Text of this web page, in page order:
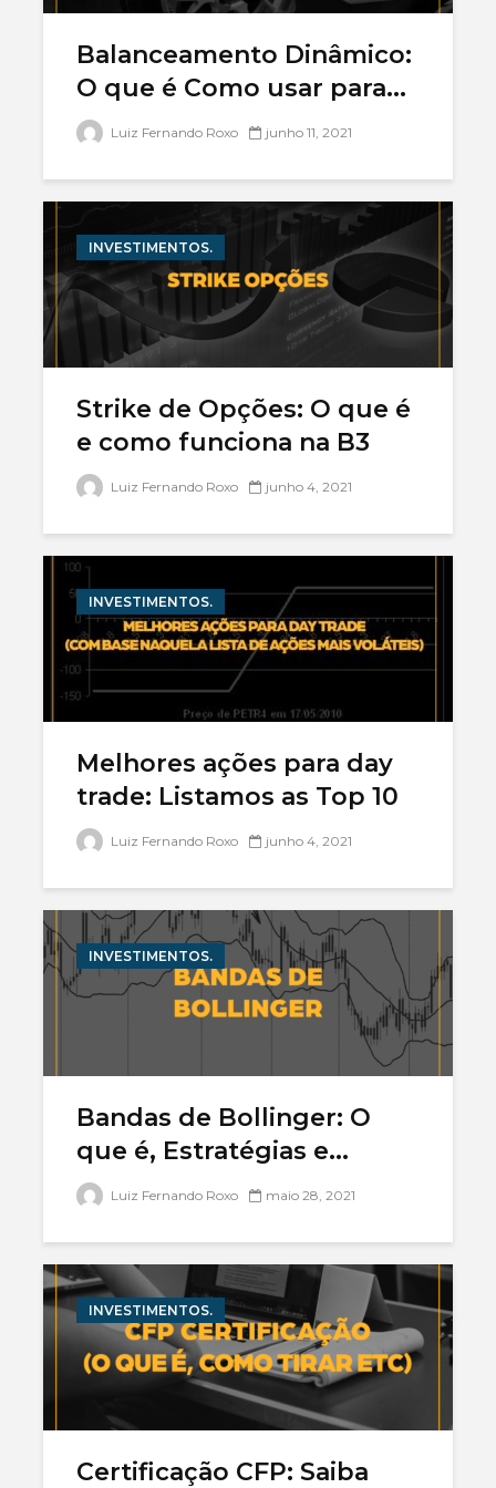
Balanceamento Dinâmico:
O que é Como usar para...
Luiz Fernando Roxo junho 11, 2021
INVESTIMENTOS.
Strike de Opções: O que é
e como funciona na B3
Luiz Fernando Roxo junho 4, 2021
INVESTIMENTOS.
Melhores ações para day
trade: Listamos as Top 10
Luiz Fernando Roxo junho 4, 2021
INVESTIMENTOS.
Bandas de Bollinger: O
que é, Estratégias e...
Luiz Fernando Roxo maio 28, 2021
INVESTIMENTOS.
Certificação CFP: Saiba
Qual a melhor
investimentos?
qual é o risco do
opções?
precisa